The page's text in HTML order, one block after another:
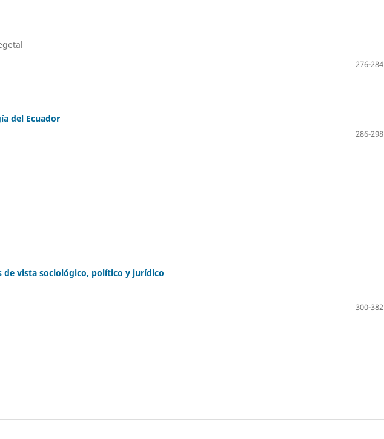
276-284
del Ecuador
286-298
de vista sociológico, político y jurídico
300-382